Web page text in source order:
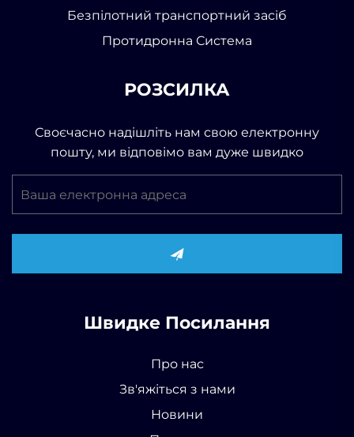
Безпілотний транспортний засіб
Протидронна Система
РОЗСИЛКА
Своєчасно надішліть нам свою електронну
пошту, ми відповімо вам дуже швидко
Швидке Посилання
Про нас
Зв'яжіться з нами
Новини